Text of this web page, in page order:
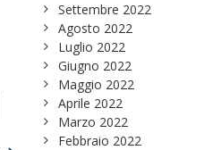
Settembre 2022
Agosto 2022
Luglio 2022
Giugno 2022
Maggio 2022
Aprile 2022
Marzo 2022
Febbraio 2022